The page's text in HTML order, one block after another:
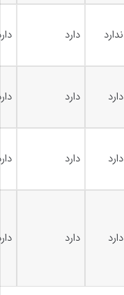
ندارد دارد
دارد دارد
دارد دارد
دارد دارد